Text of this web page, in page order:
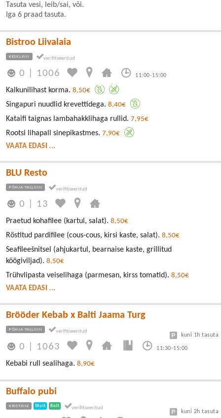
Tasuta vesi, leib/sai, või.
Iga 6 praad tasuta.
Bistroo Liivalaia
KESKLINN
0 1006 11:00-15:00
Kalkunilihast korma. 8,50€
Singapuri nuudlid krevettidega. 8,40€
Kataifi taignas lambahakklihaga rullid. 7,95€
Rootsi lihapall sinepikastmes. 7,90€
VAATA EDASI ...
BLU Resto
PÕHJA-TALLINN
0 13
Praetud kohafilee (kartul, salat). 8,50€
Röstitud pardifilee (cous-cous, kirsi kaste, salat). 8,50€
Seafileešnitsel (ahjukartul, bearnaise kaste, grillitud
köögiviljad). 8,50€
Trühvlipasta veiselihaga (parmesan, kirss tomatid). 8,50€
VAATA EDASI ...
Brööder Kebab x Balti Jaama Turg
PÕHJA-TALLINN
0 1063 11:30-15:00
kuni 1h tasuta
Kebabi rull sealihaga. 8,90€
Buffalo pubi
KRISTIINE Wolt Bolt
kuni 2h tasuta